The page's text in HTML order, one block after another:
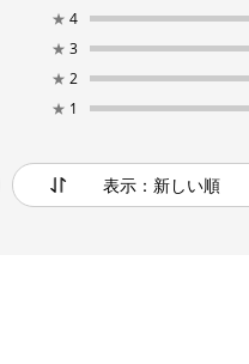
★ 4
★ 3
★ 2
★ 1
表示：新しい順